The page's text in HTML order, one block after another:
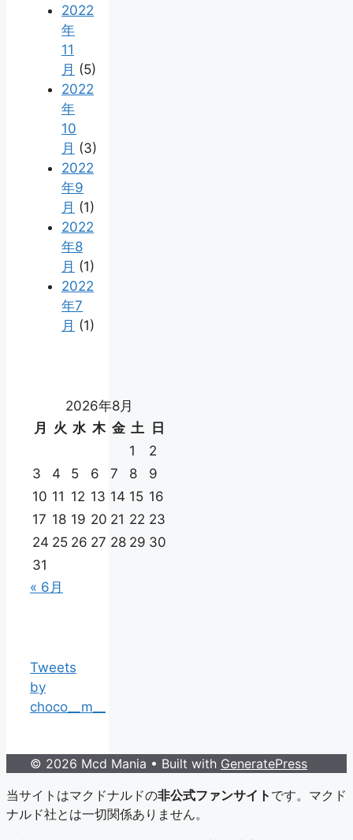
2022
年
11
月 (5)
2022
年
10
月 (3)
2022
年9
月 (1)
2022
年8
月 (1)
2022
年7
月 (1)
2026年8月
月
火 水 木 金 土
日
1
2
3
4 5 6 7 8
9
10 11 12 13 14 15 16
17 18 19 20 21 22 23
24 25 26 27 28 29 30
31
« 6月
Tweets
by
choco__m__
© 2026 Mcd Mania • Built with GeneratePress
当サイトはマクドナルドの非公式ファンサイト です。マクド
ナルド社とは一切関係ありません。